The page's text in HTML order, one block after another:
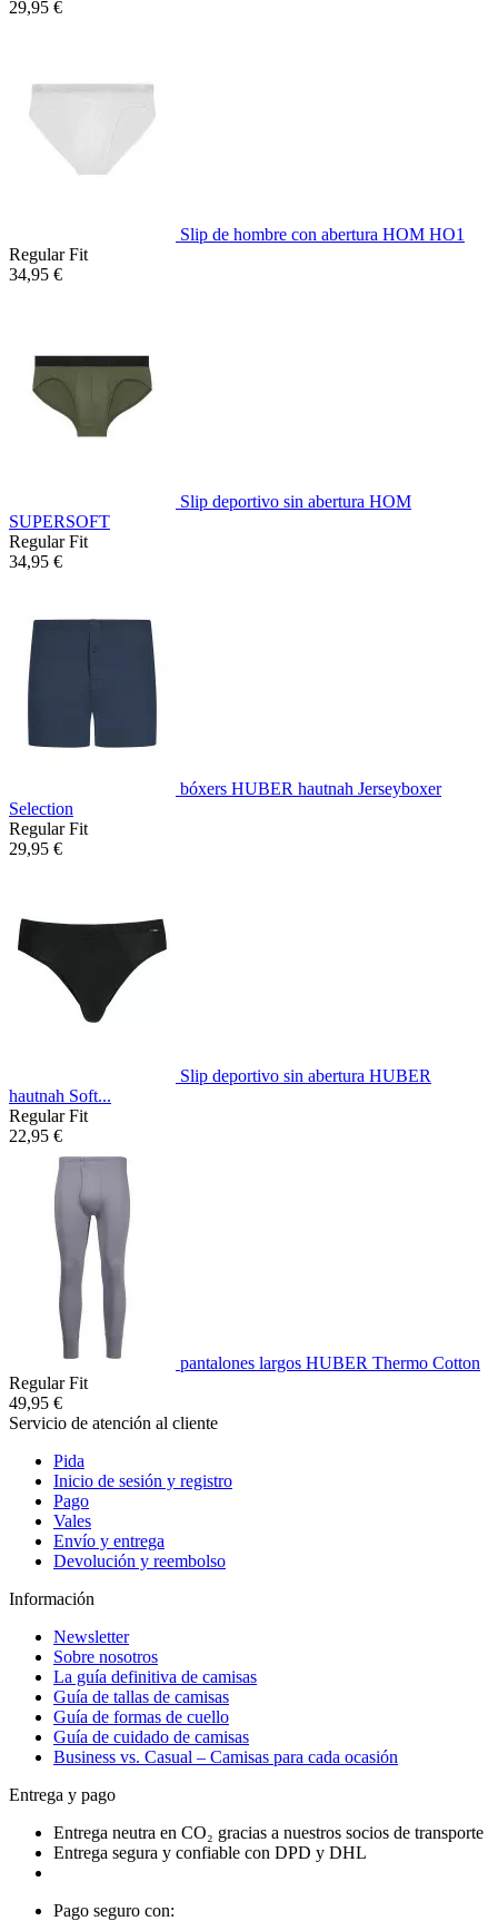
29,95 €
Slip de hombre con abertura HOM HO1
Regular Fit
34,95 €
Slip deportivo sin abertura HOM
SUPERSOFT
Regular Fit
34,95 €
bóxers HUBER hautnah Jerseyboxer
Selection
Regular Fit
29,95 €
Slip deportivo sin abertura HUBER
hautnah Soft...
Regular Fit
22,95 €
pantalones largos HUBER Thermo Cotton
Regular Fit
49,95 €
Servicio de atención al cliente
Pida
Inicio de sesión y registro
Pago
Vales
Envío y entrega
Devolución y reembolso
Información
Newsletter
Sobre nosotros
La guía definitiva de camisas
Guía de tallas de camisas
Guía de formas de cuello
Guía de cuidado de camisas
Business vs. Casual – Camisas para cada ocasión
Entrega y pago
Entrega neutra en CO₂ gracias a nuestros socios de transporte
Entrega segura y confiable con DPD y DHL
Pago seguro con: